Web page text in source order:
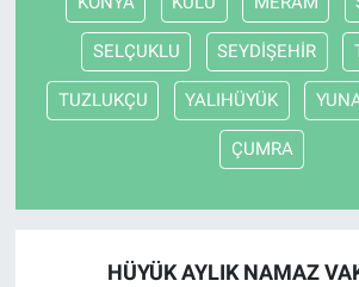
SELÇUKLU SEYDİŞEHİR
TUZLUKÇU YALIHÜYÜK
ÇUMRA
HÜYÜK AYLIK NAMAZ